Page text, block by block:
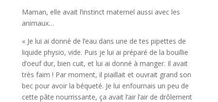
Maman, elle avait l’instinct maternel aussi avec les
animaux…
« Je lui ai donné de l’eau dans une de tes pipettes de
liquide physio, vide. Puis je lui ai préparé de la bouillie
d’oeuf dur, bien cuit, et lui ai donné à manger. Il avait
très faim ! Par moment, il piaillait et ouvrait grand son
bec pour avoir la béqueté. Je lui enfournais un peu de
cette pâte nourrissante, ça avait l’air l’air de drôlement